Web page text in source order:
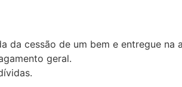
cessão de um bem e entregue na
geral.